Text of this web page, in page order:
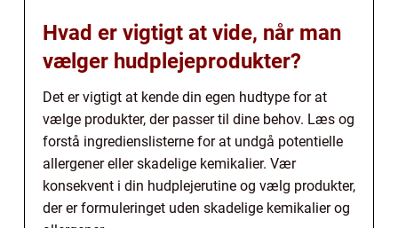
Hvad er vigtigt at vide, når man
vælger hudplejeprodukter?
Det er vigtigt at kende din egen hudtype for at
vælge produkter, der passer til dine behov. Læs og
forstå ingredienslisterne for at undgå potentielle
allergener eller skadelige kemikalier. Vær
konsekvent i din hudplejerutine og vælg produkter,
der er formuleringet uden skadelige kemikalier og